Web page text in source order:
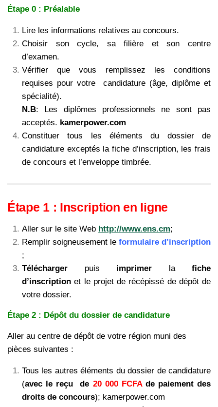
Étape 0 : Préalable
Lire les informations relatives au concours.
Choisir son cycle, sa filière et son centre
d’examen.
Vérifier que vous remplissez les conditions
requises pour votre candidature (âge, diplôme et
spécialité).
N.B: Les diplômes professionnels ne sont pas
acceptés. kamerpower.com
Constituer tous les éléments du dossier de
candidature exceptés la fiche d’inscription, les frais
de concours et l’enveloppe timbrée.
Étape 1 : Inscription en ligne
Aller sur le site Web http://www.ens.cm;
Remplir soigneusement le formulaire d’inscription
;
Télécharger puis imprimer la fiche
d’inscriptionet le projet de récépissé de dépôt de
votre dossier.
Étape 2 : Dépôt du dossier de candidature
Aller au centre de dépôt de votre région muni des
pièces suivantes :
Tous les autres éléments du dossier de candidature
(avec le reçu de 20 000 FCFAde paiement des
droits de concours); kamerpower.com